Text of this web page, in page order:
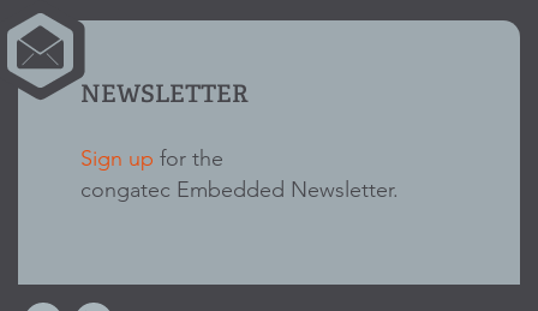
NEWSLETTER
Sign up for the
congatec Embedded Newsletter.